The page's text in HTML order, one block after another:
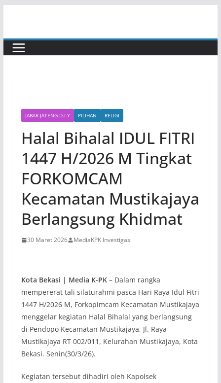
content
JABAR-JATENG-D.I.Y PILIHAN RELIGI
Halal Bihalal IDUL FITRI
1447 H/2026 M Tingkat
FORKOMCAM
Kecamatan Mustikajaya
Berlangsung Khidmat
30 Maret 2026 MediaKPK Investigasi
Kota Bekasi | Media K-PK– Dalam rangka
mempererat tali silaturahmi pasca Hari Raya Idul Fitri
1447 H/2026 M, Forkopimcam Kecamatan Mustikajaya
menggelar kegiatan Halal Bihalal yang berlangsung
di Pendopo Kecamatan Mustikajaya, Jl. Raya
Mustikajaya RT 002/011, Kelurahan Mustikajaya, Kota
Bekasi. Senin(30/3/26).
Kegiatan tersebut dihadiri oleh Kapolsek